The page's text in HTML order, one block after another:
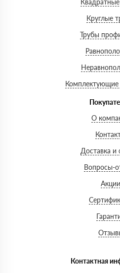
Круглые
Трубы
Комплектующие
О
Доставка и
Вопросы-
Акции
Контактная